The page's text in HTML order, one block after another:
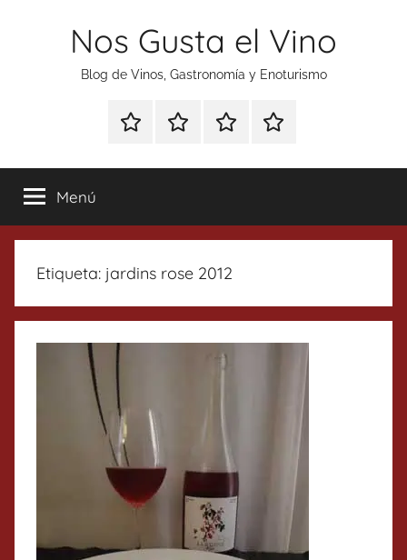
Nos Gusta el Vino
Blog de Vinos, Gastronomía y Enoturismo
Especial
Tonics
Enoturismo
Gastronomía
RankingContacto
Menú
Etiqueta: jardins rose 2012